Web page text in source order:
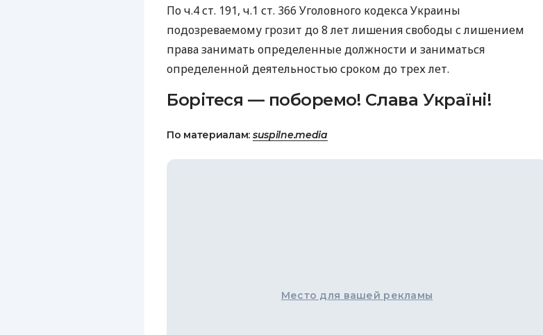
По ч.4 ст. 191, ч.1 ст. 366 Уголовного кодекса Украины
подозреваемому грозит до 8 лет лишения свободы с лишением
права занимать определенные должности и заниматься
определенной деятельностью сроком до трех лет.
Борітеся — поборемо! Слава Україні!
По материалам: suspilne.media
Место для вашей рекламы